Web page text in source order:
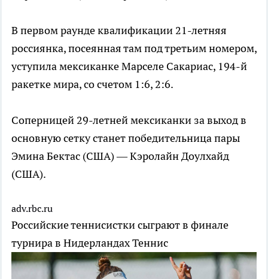
В первом раунде квалификации 21-летняя
россиянка, посеянная там под третьим номером,
уступила мексиканке Марселе Сакариас, 194-й
ракетке мира, со счетом 1:6, 2:6.
Соперницей 29-летней мексиканки за выход в
основную сетку станет победительница пары
Эмина Бектас (США) — Кэролайн Доулхайд
(США).
adv.rbc.ru
Российские теннисистки сыграют в финале
турнира в НидерландахТеннис